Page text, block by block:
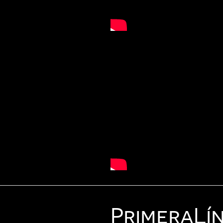
Primera